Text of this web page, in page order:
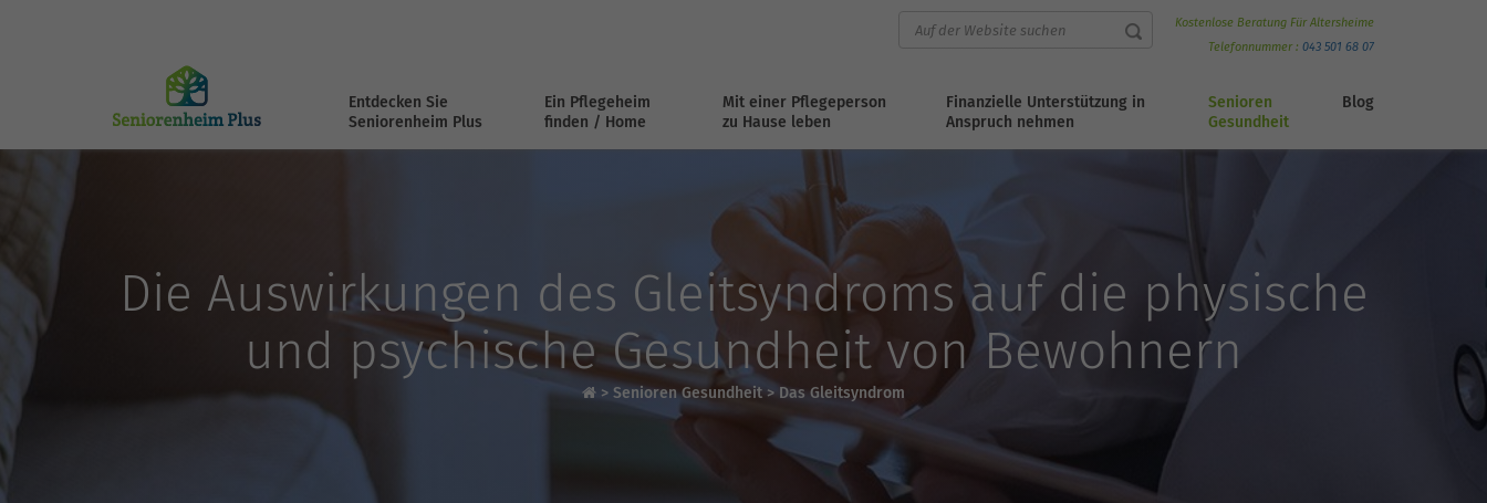
Kostenlose Beratung Für Altersheime
Telefonnummer : 043 501 68 07
Entdecken Sie
Seniorenheim Plus
Ein Pflegeheim
finden / Home
Mit einer Pflegeperson
zu Hause leben
Finanzielle Unterstützung in
Anspruch nehmen
Senioren
Gesundheit
Blog
Die Auswirkungen des Gleitsyndroms auf die physische
und psychische Gesundheit von Bewohnern
> Senioren Gesundheit> Das Gleitsyndrom